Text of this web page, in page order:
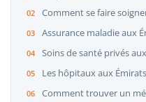
Comment se faire
Assurance maladie aux
Soins de santé privés
Les hôpitaux aux
Comment trouver un